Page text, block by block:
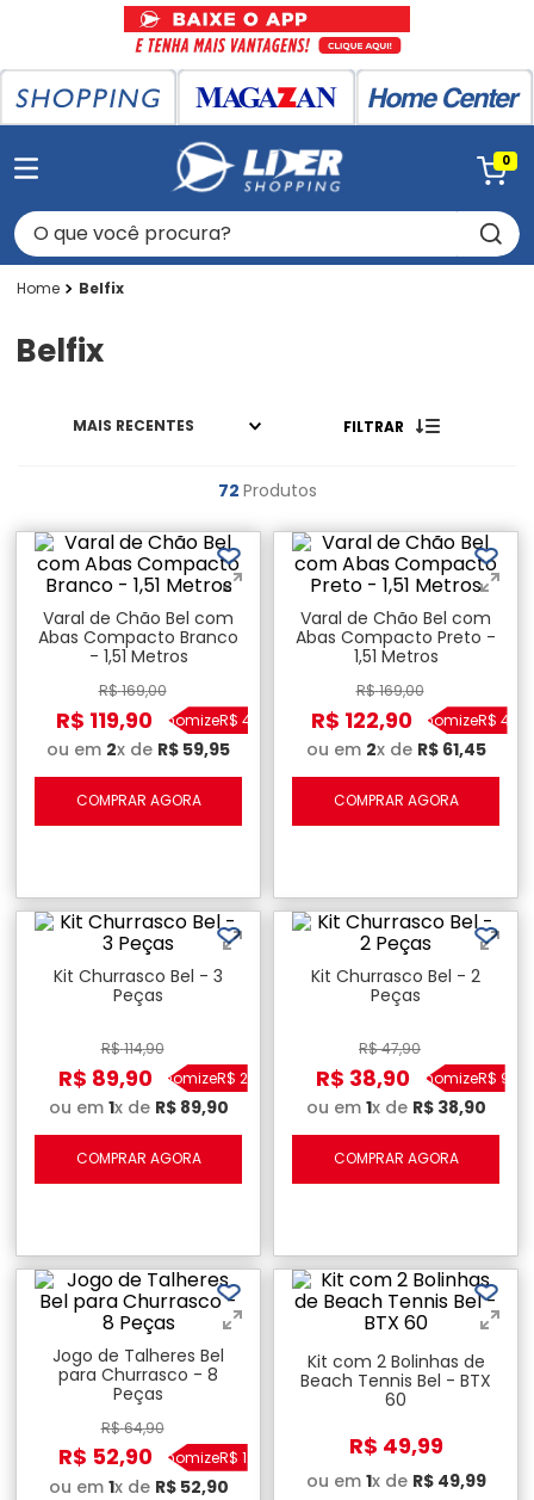
0
O que você procura?
Belfix
Belfix
MAIS RECENTES FILTRAR
72 Produtos
Varal de Chão Bel com
Abas Compacto Branco
- 1,51 Metros
R$169,00
R$ 119,90EconomizeR$ 49
ou em 2x de R$ 59,95
COMPRAR AGORA
Varal de Chão Bel com
Abas Compacto Preto -
1,51 Metros
R$169,00
R$ 122,90EconomizeR$ 46
ou em 2x de R$ 61,45
COMPRAR AGORA
Kit Churrasco Bel - 3
Peças
R$114,90
R$ 89,90EconomizeR$ 25
ou em 1x de R$ 89,90
COMPRAR AGORA
Kit Churrasco Bel - 2
Peças
R$47,90
R$ 38,90EconomizeR$ 9
ou em 1x de R$ 38,90
COMPRAR AGORA
Jogo de Talheres Bel
para Churrasco - 8
Peças
R$64,90
R$ 52,90EconomizeR$ 12
ou em 1x de R$ 52,90
Kit com 2 Bolinhas de
Beach Tennis Bel - BTX
60
R$ 49,99
ou em 1x de R$ 49,99